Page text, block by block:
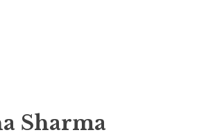
Sharma